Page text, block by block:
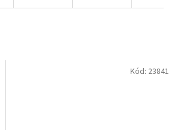
Kód: 23841